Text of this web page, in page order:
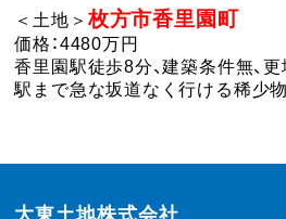
＜土地＞枚方市香里園町
価格：4480万円
香里園駅徒歩8分、建築条件無、
駅まで急な坂道なく行ける稀少物